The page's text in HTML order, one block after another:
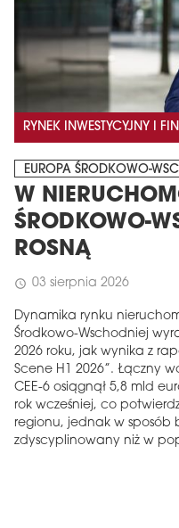
RYNEK INWESTYCYJNY I
EUROPA ŚRODKOWO-
W
ŚRODKOWO-
ROSNĄ
schedule 03 sierpnia 2026
Dynamika rynku
Środkowo-Wschodniej
2026 roku, jak wynika z
Scene H1 2026”. Łączny
CEE-6 osiągnął 5,8 mld
rok wcześniej, co
regionu, jednak w sposób
zdyscyplinowany niż w